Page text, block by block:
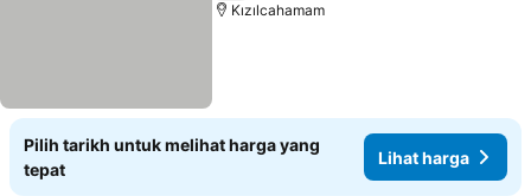
Kızılcahamam
Pilih tarikh untuk melihat harga yang
tepat
Lihat harga